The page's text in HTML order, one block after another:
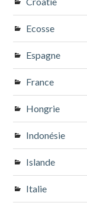
Ecosse
Espagne
France
Hongrie
Indonésie
Islande
Italie